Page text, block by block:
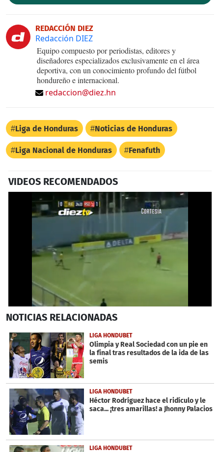
REDACCIÓN DIEZ
Redacción DIEZ
Equipo compuesto por periodistas, editores y
diseñadores especializados exclusivamente en el área
deportiva, con un conocimiento profundo del fútbol
hondureño e internacional.
redaccion@diez.hn
Liga de Honduras Noticias de Honduras
Liga Nacional de Honduras Fenafuth
VIDEOS RECOMENDADOS
seconds
1
minute,
33
seconds
NOTICIAS RELACIONADAS
LIGA HONDUBET
Olimpia y Real Sociedad con un pie en
la final tras resultados de la ida de las
semis
LIGA HONDUBET
Héctor Rodríguez hace el ridículo y le
saca... ¡tres amarillas! a Jhonny Palacios
LIGA HONDUBET